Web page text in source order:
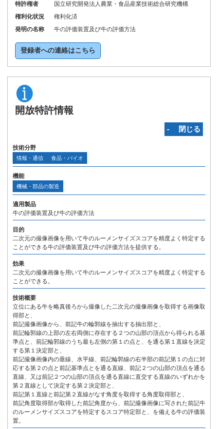
特許権者
国立研究開発法人農業・食品産業技術総合研究機構
権利化状況
権利化済
発明の名称
牛の評価装置及び牛の評価方法
登録者への連絡はこちら
開放特許情報
‐ 閉じる
技術分野
情報・通信 食品・バイオ
機能
機械・部品の製造
適用製品
牛の評価装置及び牛の評価方法
目的
二次元の撮像画像を用いて牛のルーメンサイズスコアを精度よく特定する
ことができる牛の評価装置及び牛の評価方法を提供する。
効果
二次元の撮像画像を用いて牛のルーメンサイズスコアを精度よく特定する
ことができる。
技術概要
立位にある牛を略真後ろから撮像した二次元の撮像画像を取得する画像取
得部と、
前記撮像画像から、前記牛の輪郭線を抽出する抽出部と、
前記輪郭線の上部の左右両側に存在する２つの山部の頂点から得られる基
準点と、前記輪郭線のうち最も左側の第１の点と、を通る第１直線を決定
する第１決定部と、
前記撮像画像内の垂線、水平線、前記輪郭線の右半部の前記第１の点に対
応する第２の点と前記基準点とを通る直線、前記２つの山部の頂点を通る
直線、又は前記２つの山部の頂点を通る直線に直交する直線のいずれかを
第２直線として決定する第２決定部と、
前記第１直線と前記第２直線がなす角度を取得する角度取得部と、
前記角度取得部が取得した前記角度から、前記撮像画像に写された前記牛
のルーメンサイズスコアを特定するスコア特定部と、を備える牛の評価装
置。